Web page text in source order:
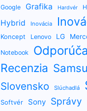
Google
Grafika Hardvér
Hybrid Inovácia
Koncept Lenovo LG
Notebook
Recenzia
Slovensko Slúchadlá
Softvér Sony Správy